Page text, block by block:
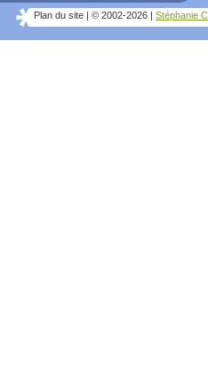
Plan du site © 2002-2026 Stéphanie C